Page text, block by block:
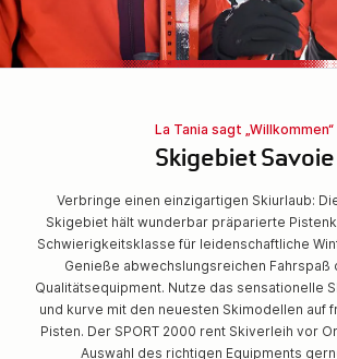
La Tania sagt „Willkommen“
Skigebiet Savoie
Verbringe einen einzigartigen Skiurlaub:
Skigebiet hält wunderbar präparierte
Schwierigkeitsklasse für leidenschaftliche
Genieße abwechslungsreichen Fahrspaß
Qualitätsequipment. Nutze das sensationelle
und kurve mit den neuesten Skimodellen auf
Pisten. Der SPORT 2000 rent Skiverleih vor
Auswahl des richtigen Equipments